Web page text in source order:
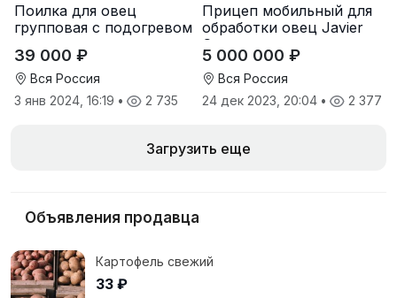
Поилка для овец
групповая с подогревом
39 000 ₽
Вся Россия
3 янв 2024, 16:19 • 2 735
Прицеп мобильный для
обработки овец Javier
Camara
5 000 000 ₽
Вся Россия
24 дек 2023, 20:04 • 2 377
Загрузить еще
Объявления продавца
Картофель свежий
33 ₽